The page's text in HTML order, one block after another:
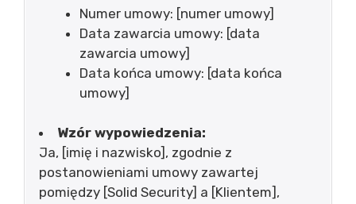
Numer umowy: [numer umowy]
Data zawarcia umowy: [data
zawarcia umowy]
Data końca umowy: [data końca
umowy]
Wzór wypowiedzenia:
Ja, [imię i nazwisko], zgodnie z
postanowieniami umowy zawartej
pomiędzy [Solid Security] a [Klientem],